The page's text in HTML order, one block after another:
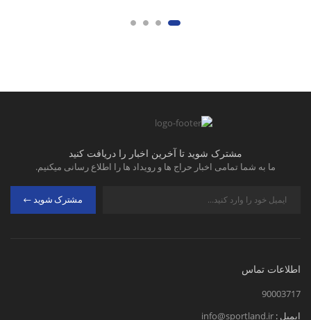
مشترک شوید تا آخرین اخبار را دریافت کنید
ما به شما تمامی اخبار حراج ها و رویداد ها را اطلاع رسانی میکنیم.
مشترک شوید
اطلاعات تماس
90003717
ایمیل : info@sportland.ir